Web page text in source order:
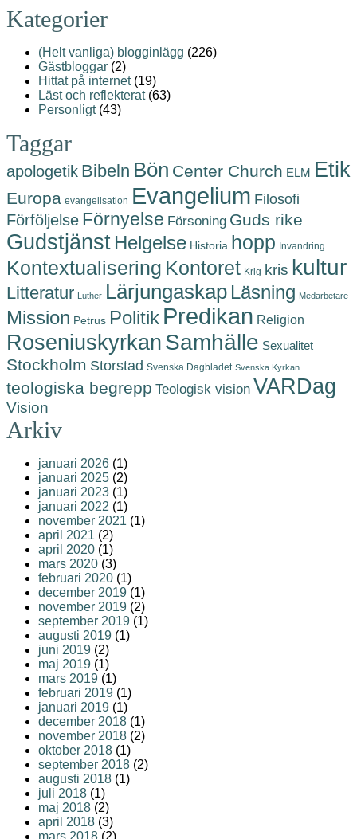
Kategorier
(Helt vanliga) blogginlägg (226)
Gästbloggar (2)
Hittat på internet(19)
Läst och reflekterat(63)
Personligt(43)
Taggar
apologetik Bibeln Bön Center Church ELM Etik
Europa evangelisation Evangelium Filosofi
Förföljelse Förnyelse Försoning Guds rike
Gudstjänst Helgelse Historia hopp Invandring
Kontextualisering Kontoret Krig kris kultur
Litteratur Luther Lärjungaskap Läsning Medarbetare
Mission Petrus Politik Predikan Religion
RoseniuskyrkanSamhälle Sexualitet
Stockholm Storstad Svenska Dagbladet Svenska Kyrkan
teologiska begrepp Teologisk vision VARDag
Vision
Arkiv
januari 2026 (1)
januari 2025 (2)
januari 2023 (1)
januari 2022 (1)
november 2021 (1)
april 2021 (2)
april 2020 (1)
mars 2020 (3)
februari 2020 (1)
december 2019 (1)
november 2019 (2)
september 2019 (1)
augusti 2019 (1)
juni 2019 (2)
maj 2019 (1)
mars 2019 (1)
februari 2019 (1)
januari 2019 (1)
december 2018 (1)
november 2018 (2)
oktober 2018 (1)
september 2018 (2)
augusti 2018 (1)
juli 2018 (1)
maj 2018 (2)
april 2018 (3)
mars 2018 (2)